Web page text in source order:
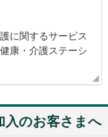
に関するサービス
康・介護ステーシ
入のお客さまへ